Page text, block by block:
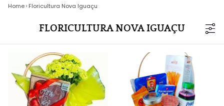
Home Floricultura Nova Iguaçu
FLORICULTURA NOVA IGUAÇU